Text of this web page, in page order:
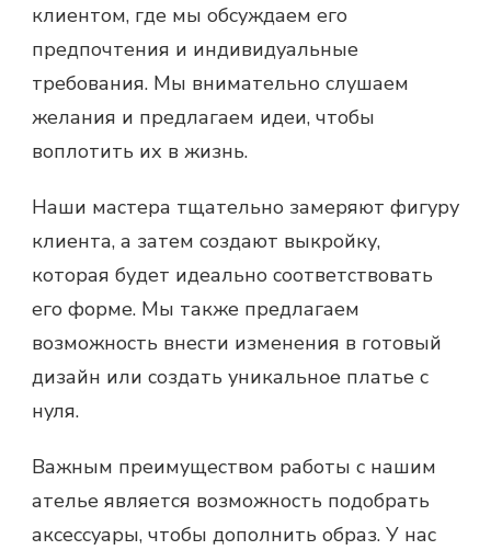
клиентом, где мы обсуждаем его
предпочтения и индивидуальные
требования. Мы внимательно слушаем
желания и предлагаем идеи, чтобы
воплотить их в жизнь.
Наши мастера тщательно замеряют фигуру
клиента, а затем создают выкройку,
которая будет идеально соответствовать
его форме. Мы также предлагаем
возможность внести изменения в готовый
дизайн или создать уникальное платье с
нуля.
Важным преимуществом работы с нашим
ателье является возможность подобрать
аксессуары, чтобы дополнить образ. У нас